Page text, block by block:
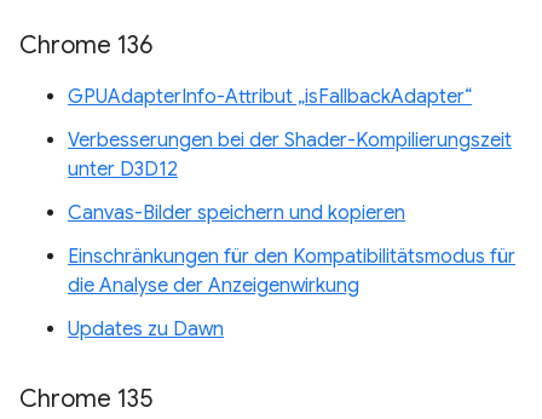
Chrome 136
GPUAdapterInfo-Attribut „isFallbackAdapter“
Verbesserungen bei der Shader-Kompilierungszeit
unter D3D12
Canvas-Bilder speichern und kopieren
Einschränkungen für den Kompatibilitätsmodus für
die Analyse der Anzeigenwirkung
Updates zu Dawn
Chrome 135